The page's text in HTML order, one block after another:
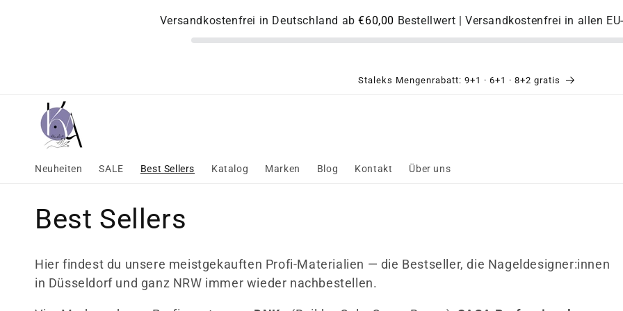
Versandkostenfrei in Deutschland ab€60,00 Bestellwert | Versandkostenfrei in allen
Staleks Mengenrabatt: 9+1 · 6+1 · 8+2 gratis
Neuheiten SALE Best Sellers Katalog Marken Blog Kontakt Über uns
K
a
t
Best Sellers
Hier findest du unsere meistgekauften Profi-Materialien — die Bestseller, die Nageldesigner:innen
in Düsseldorf und ganz NRW immer wieder nachbestellen.